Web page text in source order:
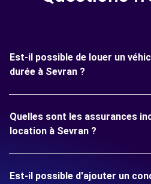
Est-il possible de louer un
durée à Sevran ?
Quelles sont les assurances
location à Sevran ?
Est-il possible d'ajouter un